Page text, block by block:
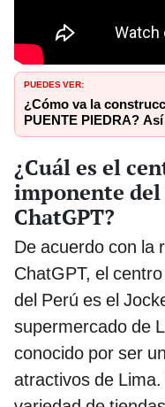
PUEDES VER:
¿Cómo va la
PUENTE PIEDRA?
¿Cuál es el
imponente del
ChatGPT?
De acuerdo con la
ChatGPT, el
del Perú es el
supermercado de
conocido por ser
atractivos de